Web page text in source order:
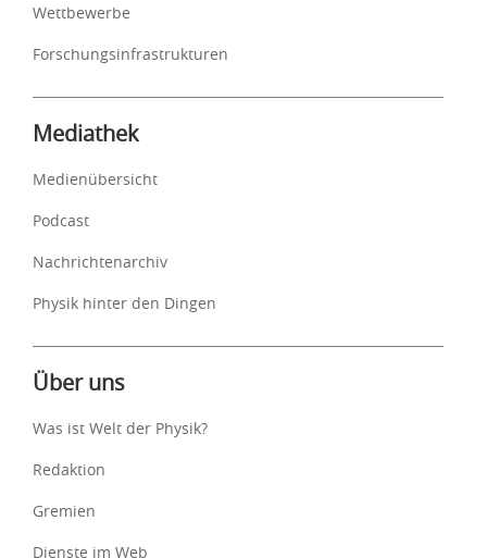
Wettbewerbe
Forschungsinfrastrukturen
Mediathek
Medienübersicht
Podcast
Nachrichtenarchiv
Physik hinter den Dingen
Über uns
Was ist Welt der Physik?
Redaktion
Gremien
Dienste im Web